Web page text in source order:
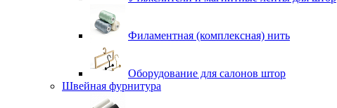
Филаментная (комплексная) нить
Оборудование для салонов штор
Швейная фурнитура